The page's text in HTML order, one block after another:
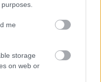
me
storage
on web or
utáni
mai pénteken nem a
izgatja a honi
volna akár csak
a csehek, hogy
kezd megint…